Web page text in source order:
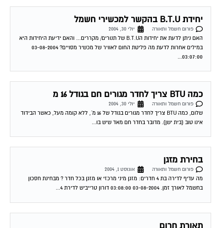
יחידת B.T.U בהקשר למכשירי חשמל
פורום חשמל ותאורה
יולי 30, 2004
האם ניתן לדעת את יחידות הB.T.U של תנורים/ מקררים… והאם ידיעת היחידות היא
במילים אחרות לדעת מה פליטת החום לאוויר של מכשיר מסויים? 03-08-2004
03:07:00...
כמה BTU צריך לחדר מגורים חם בגודל 16 מ
פורום חשמל ותאורה
יולי 30, 2004
אינו טוב (בית ישן). מדובר בחדר חם מאד שיש בו...
בחירת מזגן
פורום חשמל ותאורה
מה עדיף לדירה בת 4 חדרים: מזגן מיני מרכזי או מזגן בכל חדר ? מבחינת חסכון
בחשמל לאורך זמן. 03-08-2004 03:08:00 דורון טרייביש לדירת 4...
תאורת חרום
פורום חשמל ותאורה